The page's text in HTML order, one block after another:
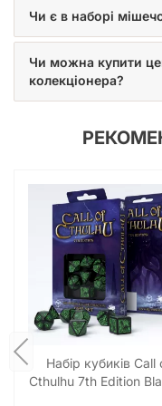
кожного гравця.
Кожен із семи кубиків
D12 та D20 – ідеально
справедливість та
запорука успішної та
стануть вашим
Більше, ніж
Ідеальний
Чи шукаєте ви
рольових ігор? Або ж
колекцію унікальних
Dice Set: Last Words
Чи є в наборі
Чи можна купити
колекціонера?
Набір кубиків Call
Cthulhu 7th Edition